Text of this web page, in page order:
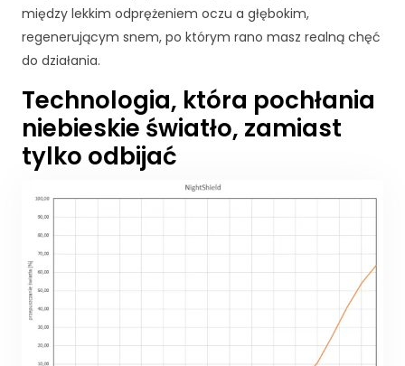
między lekkim odprężeniem oczu a głębokim,
regenerującym snem, po którym rano masz realną chęć
do działania.
Technologia, która pochłania
niebieskie światło, zamiast
tylko odbijać